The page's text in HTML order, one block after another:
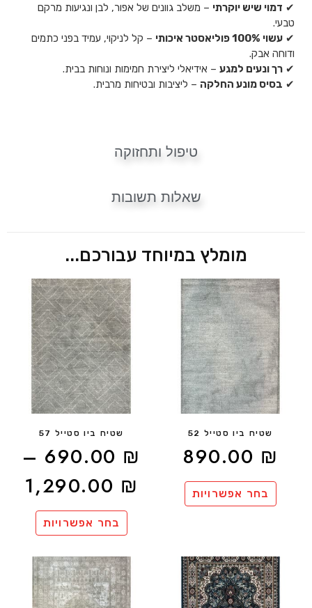
טיפול ותחזוקה
שאלות תשובות
✔ דמוי שיש יוקרתי – משלב גוונים של אפור, לבן ונגיעות מרקם
טבעי.
✔ עשוי 100% פוליאסטר איכותי
– קל לניקוי, עמיד בפני כתמים
ודוחה אבק.
✔ רך ונעים למגע – אידיאלי ליצירת חמימות ונוחות בבית.
✔ בסיס מונע החלקה – ליציבות ובטיחות מרבית.
מומלץ במיוחד עבורכם...
שטיח ביו סטייל 52
890.00 ₪
בחר אפשרויות
שטיח ביו סטייל 57
690.00 ₪
–
1,290.00 ₪
בחר אפשרויות